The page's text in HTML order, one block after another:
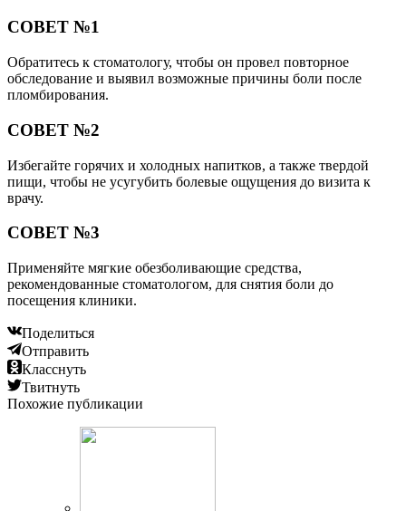
СОВЕТ №1
Обратитесь к стоматологу, чтобы он провел повторное
обследование и выявил возможные причины боли после
пломбирования.
СОВЕТ №2
Избегайте горячих и холодных напитков, а также твердой
пищи, чтобы не усугубить болевые ощущения до визита к
врачу.
СОВЕТ №3
Применяйте мягкие обезболивающие средства,
рекомендованные стоматологом, для снятия боли до
посещения клиники.
Поделиться
Отправить
Класснуть
Твитнуть
Похожие публикации